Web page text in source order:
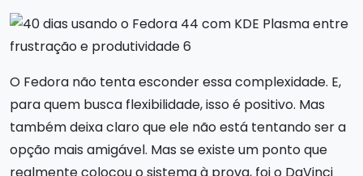
O Fedora não tenta esconder essa complexidade. E,
para quem busca flexibilidade, isso é positivo. Mas
também deixa claro que ele não está tentando ser a
opção mais amigável. Mas se existe um ponto que